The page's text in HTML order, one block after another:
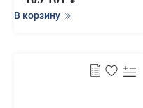
В корзину